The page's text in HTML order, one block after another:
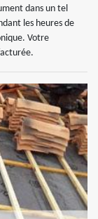
dans un tel
les heures de
Votre